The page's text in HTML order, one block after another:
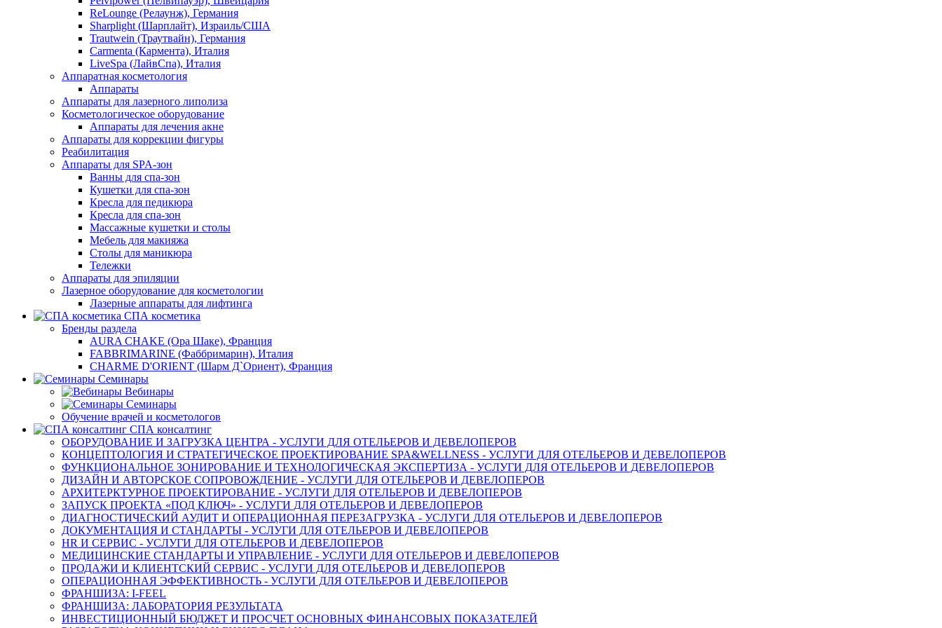
ReLounge (Релаунж), Германия
Sharplight (Шарплайт), Израиль/США
Trautwein (Траутвайн), Германия
Carmenta (Кармента), Италия
LiveSpa (ЛайвСпа), Италия
Аппаратная косметология
Аппараты
Аппараты для лазерного липолиза
Косметологическое оборудование
Аппараты для лечения акне
Аппараты для коррекции фигуры
Реабилитация
Аппараты для SPA-зон
Ванны для спа-зон
Кушетки для спа-зон
Кресла для педикюра
Кресла для спа-зон
Массажные кушетки и столы
Мебель для макияжа
Столы для маникюра
Тележки
Аппараты для эпиляции
Лазерное оборудование для косметологии
Лазерные аппараты для лифтинга
СПА косметика
Бренды раздела
AURA CHAKE (Ора Шаке), Франция
FABBRIMARINE (Фаббримарин), Италия
CHARME D'ORIENT (Шарм Д`Ориент), Франция
Семинары
Вебинары
Семинары
Обучение врачей и косметологов
СПА консалтинг
ОБОРУДОВАНИЕ И ЗАГРУЗКА ЦЕНТРА - УСЛУГИ ДЛЯ ОТЕЛЬЕРОВ И ДЕВЕЛОПЕРОВ
КОНЦЕПТОЛОГИЯ И СТРАТЕГИЧЕСКОЕ ПРОЕКТИРОВАНИЕ SPA&WELLNESS - УСЛУГИ ДЛЯ ОТЕЛЬЕРОВ И ДЕВЕЛОПЕРОВ
ФУНКЦИОНАЛЬНОЕ ЗОНИРОВАНИЕ И ТЕХНОЛОГИЧЕСКАЯ ЭКСПЕРТИЗА - УСЛУГИ ДЛЯ ОТЕЛЬЕРОВ И ДЕВЕЛОПЕРОВ
ДИЗАЙН И АВТОРСКОЕ СОПРОВОЖДЕНИЕ - УСЛУГИ ДЛЯ ОТЕЛЬЕРОВ И ДЕВЕЛОПЕРОВ
АРХИТЕРКТУРНОЕ ПРОЕКТИРОВАНИЕ - УСЛУГИ ДЛЯ ОТЕЛЬЕРОВ И ДЕВЕЛОПЕРОВ
ЗАПУСК ПРОЕКТА «ПОД КЛЮЧ» - УСЛУГИ ДЛЯ ОТЕЛЬЕРОВ И ДЕВЕЛОПЕРОВ
ДИАГНОСТИЧЕСКИЙ АУДИТ И ОПЕРАЦИОННАЯ ПЕРЕЗАГРУЗКА - УСЛУГИ ДЛЯ ОТЕЛЬЕРОВ И ДЕВЕЛОПЕРОВ
ДОКУМЕНТАЦИЯ И СТАНДАРТЫ - УСЛУГИ ДЛЯ ОТЕЛЬЕРОВ И ДЕВЕЛОПЕРОВ
HR И СЕРВИС - УСЛУГИ ДЛЯ ОТЕЛЬЕРОВ И ДЕВЕЛОПЕРОВ
МЕДИЦИНСКИЕ СТАНДАРТЫ И УПРАВЛЕНИЕ - УСЛУГИ ДЛЯ ОТЕЛЬЕРОВ И ДЕВЕЛОПЕРОВ
ПРОДАЖИ И КЛИЕНТСКИЙ СЕРВИС - УСЛУГИ ДЛЯ ОТЕЛЬЕРОВ И ДЕВЕЛОПЕРОВ
ОПЕРАЦИОННАЯ ЭФФЕКТИВНОСТЬ - УСЛУГИ ДЛЯ ОТЕЛЬЕРОВ И ДЕВЕЛОПЕРОВ
ФРАНШИЗА: I-FEEL
ФРАНШИЗА: ЛАБОРАТОРИЯ РЕЗУЛЬТАТА
ИНВЕСТИЦИОННЫЙ БЮДЖЕТ И ПРОСЧЕТ ОСНОВНЫХ ФИНАНСОВЫХ ПОКАЗАТЕЛЕЙ